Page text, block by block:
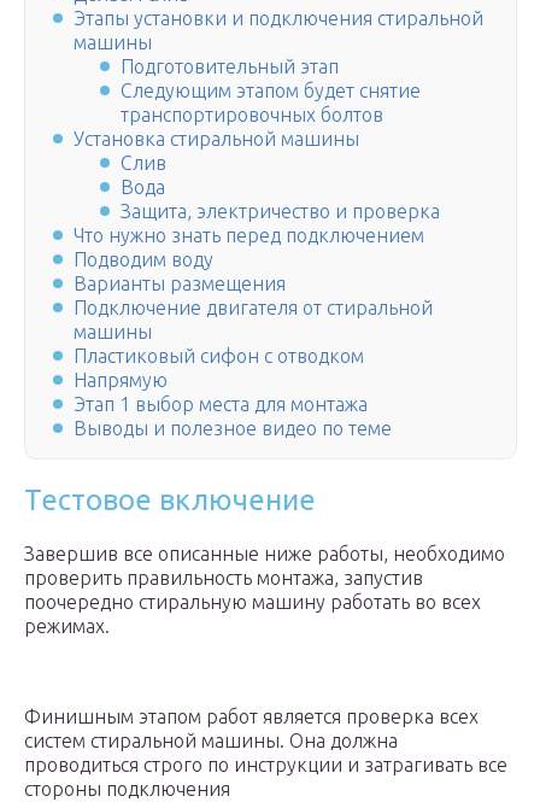
Этапы установки и подключения стиральной
машины
Подготовительный этап
Следующим этапом будет снятие
транспортировочных болтов
Установка стиральной машины
Слив
Вода
Защита, электричество и проверка
Что нужно знать перед подключением
Подводим воду
Варианты размещения
Подключение двигателя от стиральной
машины
Пластиковый сифон с отводком
Напрямую
Этап 1 выбор места для монтажа
Выводы и полезное видео по теме
Тестовое включение
Завершив все описанные ниже работы, необходимо
проверить правильность монтажа, запустив
поочередно стиральную машину работать во всех
режимах.
Финишным этапом работ является проверка всех
систем стиральной машины. Она должна
проводиться строго по инструкции и затрагивать все
стороны подключения